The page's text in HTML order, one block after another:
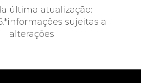
última atualização:
sujeitas a
alterações